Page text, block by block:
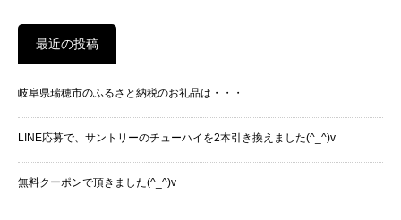
最近の投稿
岐阜県瑞穂市のふるさと納税のお礼品は・・・
LINE応募で、サントリーのチューハイを2本引き換えました(^_^)v
無料クーポンで頂きました(^_^)v